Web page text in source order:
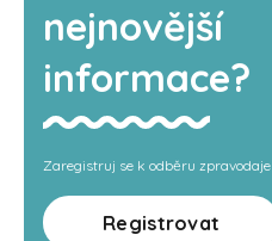
nejnovější
informace?
Zaregistruj se k odběru zpravodaje
Registrovat